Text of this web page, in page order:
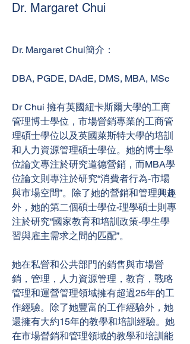
Dr. Margaret Chui
Dr. Margaret Chui簡介：
DBA, PGDE, DAdE, DMS, MBA, MSc
Dr Chui 擁有英國紐卡斯爾大學的工商
管理博士學位，市場營銷專業的工商管
理碩士學位以及英國萊斯特大學的培訓
和人力資源管理碩士學位。她的博士學
位論文專注於研究道德營銷，而MBA學
位論文則專注於研究“消費者行為-市場
與市場空間”。除了她的營銷和管理興趣
外，她的第二個碩士學位-理學碩士則專
注於研究“國家教育和培訓政策-學生學
習與雇主需求之間的匹配”。
她在私營和公共部門的銷售與市場營
銷，管理，人力資源管理，教育，戰略
管理和運營管理領域擁有超過25年的工
作經驗。除了她豐富的工作經驗外，她
還擁有大約15年的教學和培訓經驗。她
在市場營銷和管理領域的教學和培訓能